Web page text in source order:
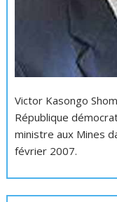
Victor Kasongo
République
ministre aux Mines
février 2007.